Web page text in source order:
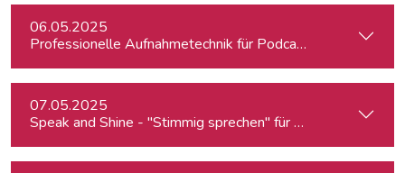
06.05.2025
Professionelle Aufnahmetechnik für Podcasts & Radio
07.05.2025
Speak and Shine - "Stimmig sprechen" für Podcast,